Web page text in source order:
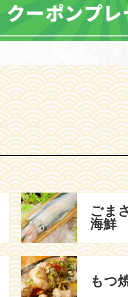
ごま
海鮮
もつ